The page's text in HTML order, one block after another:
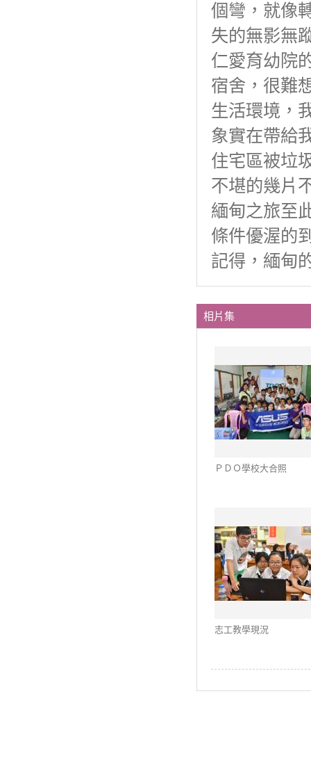
個彎，就像
失的無影無
仁愛育幼院
宿舍，很難
生活環境，
象實在帶給
住宅區被垃
不堪的幾片
緬甸之旅至
條件優渥的
記得，緬甸
相片集
ＰＤＯ學校大合照
志工教學現況